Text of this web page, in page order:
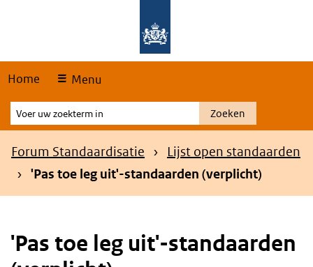
Home Menu
Voer
uw
zoekterm
Zoeken
Kruimelpad
Forum Standaardisatie
Lijst open standaarden
'Pas toe leg uit'-standaarden (verplicht)
'Pas toe leg uit'-standaarden